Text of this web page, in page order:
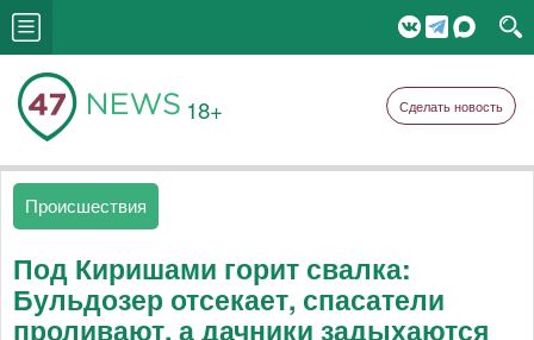
18+ Сделать новость
Происшествия
Под Киришами горит свалка:
Бульдозер отсекает, спасатели
проливают, а дачники задыхаются